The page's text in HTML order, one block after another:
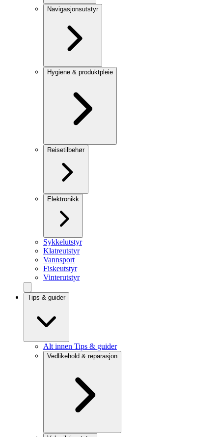
Navigasjonsutstyr
Hygiene & produktpleie
Reisetilbehør
Elektronikk
Sykkelutstyr
Klatreutstyr
Vannsport
Fiskeutstyr
Vinterutstyr
Tips & guider
Alt innen Tips & guider
Vedlikehold & reparasjon